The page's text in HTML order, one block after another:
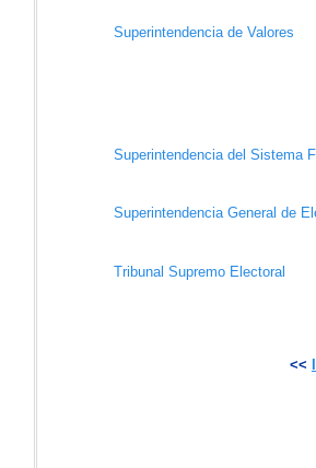
Superintendencia de Valores
Superintendencia del Sistema
Superintendencia General de
Tribunal Supremo Electoral
<<